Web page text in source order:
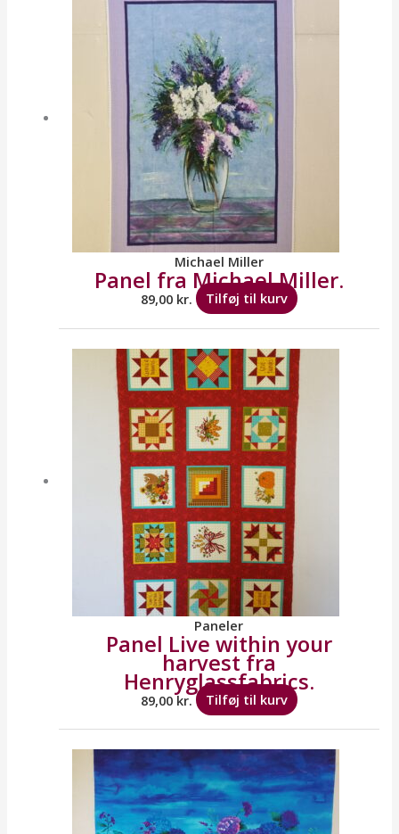
Michael Miller
Panel fra Michael Miller.
89,00 kr. Tilføj til kurv
Paneler
Panel Live within your
harvest fra
Henryglassfabrics.
89,00kr. Tilføj til kurv